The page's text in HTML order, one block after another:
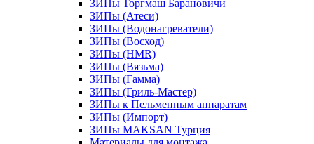
ЗИПы Торгмаш Барановичи
ЗИПы (Атеси)
ЗИПы (Водонагреватели)
ЗИПы (Восход)
ЗИПы (HMR)
ЗИПы (Вязьма)
ЗИПы (Гамма)
ЗИПы (Гриль-Мастер)
ЗИПы к Пельменным аппаратам
ЗИПы (Импорт)
ЗИПы MAKSAN Турция